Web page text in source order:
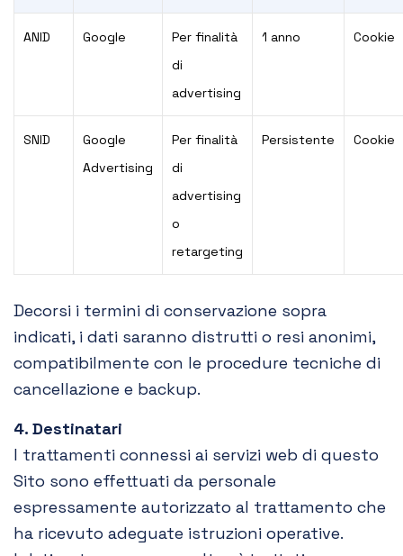
ANID Google
Per finalità
di
advertising
1 anno Cookie
SNID
Google
Advertising
Per finalità
di
advertising
o
retargeting
Persistente Cookie
Decorsi i termini di conservazione sopra
indicati, i dati saranno distrutti o resi anonimi,
compatibilmente con le procedure tecniche di
cancellazione e backup.
4. Destinatari
I trattamenti connessi ai servizi web di questo
Sito sono effettuati da personale
espressamente autorizzato al trattamento che
ha ricevuto adeguate istruzioni operative.